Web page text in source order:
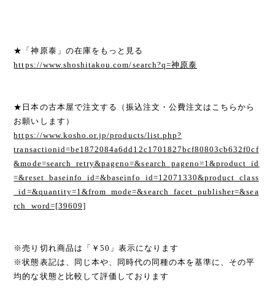
★「神原泰」の在庫をもっと見る
https://www.shoshitakou.com/search?q=神原泰
★日本の古本屋で注文する（振込注文・公費注文はこちらから
お願いします）
https://www.kosho.or.jp/products/list.php?
transactionid=be1872084a6dd12c1701827bcf80803cb632f0cf
&mode=search_retry&pageno=&search_pageno=1&product_id
=&reset_baseinfo_id=&baseinfo_id=12071330&product_class
_id=&quantity=1&from_mode=&search_facet_publisher=&sea
rch_word=[39609]
※売り切れ商品は「￥50」表示になります
※状態表記は、同じ本や、同時代の同種の本を基準に、その平
均的な状態と比較して評価しております